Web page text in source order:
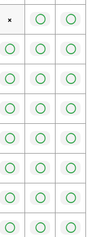
× ◯ ◯
◯ ◯ ◯
◯ ◯ ◯
◯ ◯ ◯
◯ ◯ ◯
◯ ◯ ◯
◯ ◯ ◯
◯ ◯ ◯